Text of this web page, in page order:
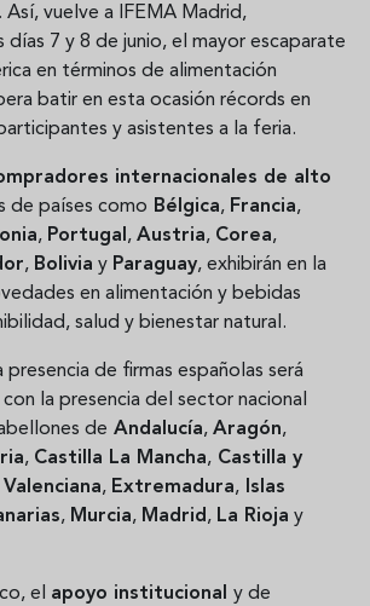
Así, vuelve a IFEMA Madrid,
7 y 8 de junio, el mayor escaparate
en términos de alimentación
batir en esta ocasión récords en
y asistentes a la feria.
internacionales de alto
de países como Bélgica, Francia,
, Portugal , Austria, Corea,
, Bolivia y Paraguay, exhibirán en la
en alimentación y bebidas
salud y bienestar natural.
presencia de firmas españolas será
la presencia del sector nacional
de Andalucía, Aragón,
, Castilla La Mancha, Castilla y
, Extremadura, Islas
, Murcia, Madrid, La Rioja y
el apoyo institucional y de